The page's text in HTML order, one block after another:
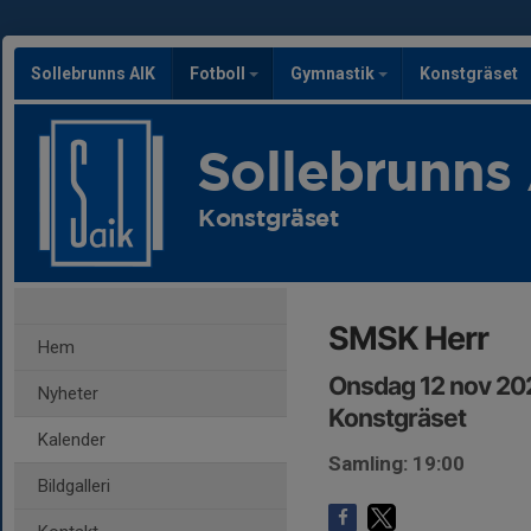
Sollebrunns AIK Fotboll Gymnastik Konstgräset
Sollebrunns
Konstgräset
Hem
Nyheter
Kalender
Bildgalleri
SMSK Herr
Onsdag 12 nov
Konstgräset
Samling: 19:00